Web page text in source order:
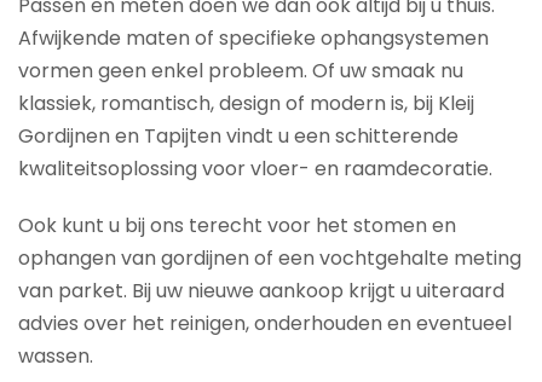
Afwijkende maten of specifieke ophangsystemen
vormen geen enkel probleem. Of uw smaak nu
klassiek, romantisch, design of modern is, bij Kleij
Gordijnen en Tapijten vindt u een schitterende
kwaliteitsoplossing voor vloer- en raamdecoratie.
Ook kunt u bij ons terecht voor het stomen en
ophangen van gordijnen of een vochtgehalte meting
van parket. Bij uw nieuwe aankoop krijgt u uiteraard
advies over het reinigen, onderhouden en eventueel
wassen.